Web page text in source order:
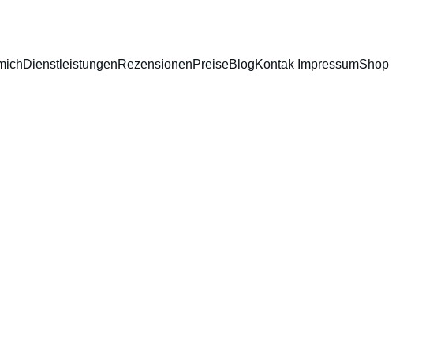
DienstleistungenRezensionenPreiseBlogKontak ImpressumShop